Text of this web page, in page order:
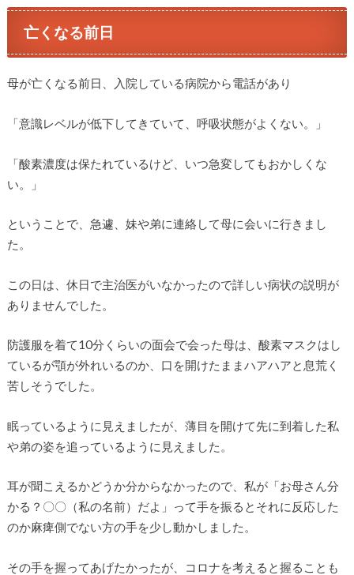
亡くなる前日
母が亡くなる前日、入院している病院から電話があり
「意識レベルが低下してきていて、呼吸状態がよくない。」
「酸素濃度は保たれているけど、いつ急変してもおかしくな
い。」
ということで、急遽、妹や弟に連絡して母に会いに行きまし
た。
この日は、休日で主治医がいなかったので詳しい病状の説明が
ありませんでした。
防護服を着て10分くらいの面会で会った母は、酸素マスクはし
ているが顎が外れいるのか、口を開けたままハアハアと息荒く
苦しそうでした。
眠っているように見えましたが、薄目を開けて先に到着した私
や弟の姿を追っているように見えました。
耳が聞こえるかどうか分からなかったので、私が「お母さん分
かる？〇〇（私の名前）だよ」って手を振るとそれに反応した
のか麻痺側でない方の手を少し動かしました。
その手を握ってあげたかったが、コロナを考えると握ることも